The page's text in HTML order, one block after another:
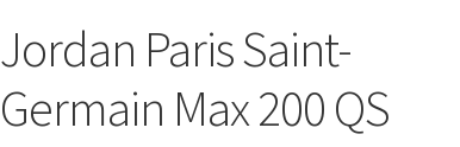
Jordan Paris Saint-
Germain Max 200 QS